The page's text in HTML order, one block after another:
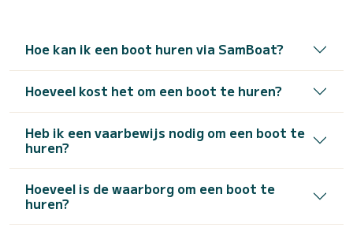
Hoe kan ik een boot huren via SamBoat?
Hoeveel kost het om een boot te huren?
Heb ik een vaarbewijs nodig om een boot te
huren?
Hoeveel is de waarborg om een boot te
huren?